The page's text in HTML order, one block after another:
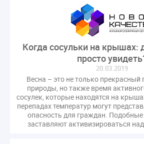
РКЦ
Разъяснения
Регулирование Малахов
Резолюция
Свидетельство о поверке
Соглашение о сотрудничестве
Стратегия развития ЖКХ 2030
Судебная практика ЖКХ
Цифорвизация
арендатор
вентиляционные каналы
выбор УК
Когда сосульки на крышах:
просто
20.03.2019
Весна – это не только прекрасный
природы, но также время
сосулек, которые находятся на
перепадах температур могут
опасность для граждан. Подобные
заставляют активизироваться